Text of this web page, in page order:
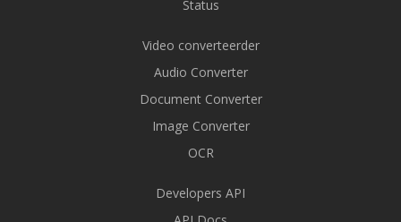
Status
Video converteerder
Audio Converter
Document Converter
Image Converter
OCR
Developers API